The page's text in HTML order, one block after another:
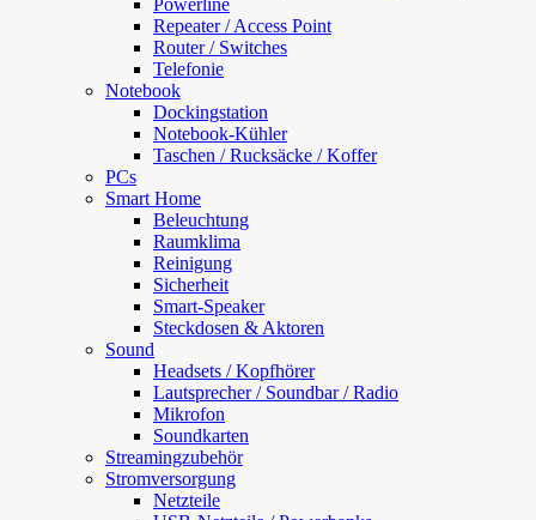
Powerline
Repeater / Access Point
Router / Switches
Telefonie
Notebook
Dockingstation
Notebook-Kühler
Taschen / Rucksäcke / Koffer
PCs
Smart Home
Beleuchtung
Raumklima
Reinigung
Sicherheit
Smart-Speaker
Steckdosen & Aktoren
Sound
Headsets / Kopfhörer
Lautsprecher / Soundbar / Radio
Mikrofon
Soundkarten
Streamingzubehör
Stromversorgung
Netzteile